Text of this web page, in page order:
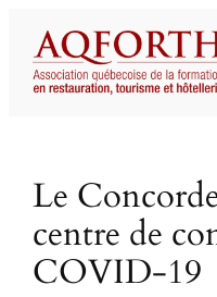
contenu
Le
centre de
COVID-19